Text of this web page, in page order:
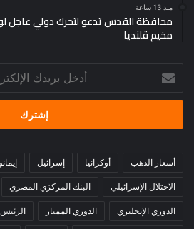
مختلف شرائح المجتمع خلال المرحلة
منذ 13 ساعة
محافظة القدس تدعو لتحرك دولي عاجل
مخيم قلنديا
بريدك
الإلكتروني
أسعار الذهب أوكرانيا إسرائيل
الاحتلال الإسرائيلي البنك المركزي المصري
الدوري الإنجليزي الدوري الممتاز